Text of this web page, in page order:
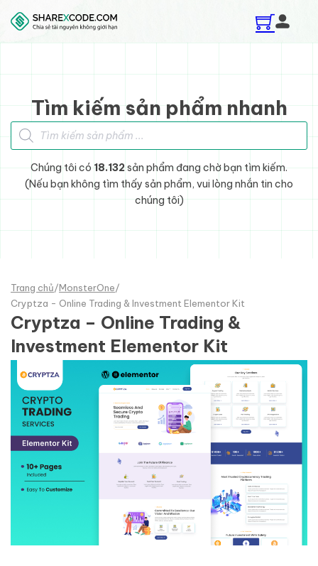
Skip to main content
Skip to footer
Tìm kiếm sản phẩm nhanh
Tìm kiếm sản phẩm
Chúng tôi có 18.132sản phẩm đang chờ bạn tìm kiếm.
(Nếu bạn không tìm thấy sản phẩm, vui lòng nhắn tin cho
chúng tôi)
Trang chủ/MonsterOne/
Cryptza - Online Trading & Investment Elementor Kit
Cryptza – Online Trading &
Investment Elementor Kit